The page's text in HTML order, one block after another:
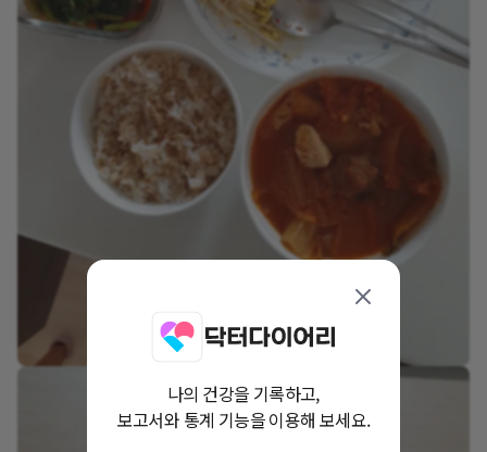
나의 건강을 기록하고,
보고서와 통계 기능을 이용해 보세요.